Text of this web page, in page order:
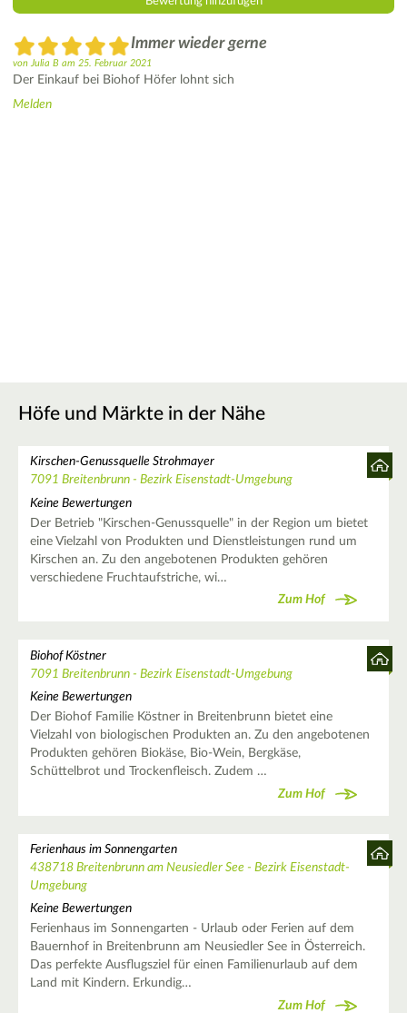
Immer wieder gerne
von Julia B am 25. Februar 2021
Der Einkauf bei Biohof Höfer lohnt sich
Melden
Höfe und Märkte in der Nähe
Kirschen-Genussquelle Strohmayer
7091 Breitenbrunn - Bezirk Eisenstadt-Umgebung
Keine Bewertungen
Der Betrieb "Kirschen-Genussquelle" in der Region um bietet
eine Vielzahl von Produkten und Dienstleistungen rund um
Kirschen an. Zu den angebotenen Produkten gehören
verschiedene Fruchtaufstriche, wi…
Zum Hof
Biohof Köstner
7091 Breitenbrunn - Bezirk Eisenstadt-Umgebung
Keine Bewertungen
Der Biohof Familie Köstner in Breitenbrunn bietet eine
Vielzahl von biologischen Produkten an. Zu den angebotenen
Produkten gehören Biokäse, Bio-Wein, Bergkäse,
Schüttelbrot und Trockenfleisch. Zudem …
Zum Hof
Ferienhaus im Sonnengarten
438718 Breitenbrunn am Neusiedler See - Bezirk Eisenstadt-
Umgebung
Keine Bewertungen
Ferienhaus im Sonnengarten - Urlaub oder Ferien auf dem
Bauernhof in Breitenbrunn am Neusiedler See in Österreich.
Das perfekte Ausflugsziel für einen Familienurlaub auf dem
Land mit Kindern. Erkundig…
Zum Hof